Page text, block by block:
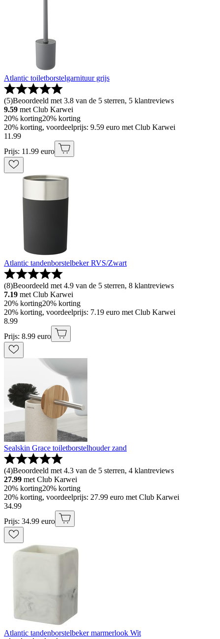
Atlantic toiletborstelgarnituur grijs
(5)Beoordeeld met 3.8 van de 5 sterren, 5 klantreviews
9.59 met Club Karwei
20% korting20% korting
20% korting, voordeelprijs: 9.59 euro met Club Karwei
11 .99
Prijs: 11.99 euro
Atlantic tandenborstelbeker RVS/Zwart
(8)Beoordeeld met 4.9 van de 5 sterren, 8 klantreviews
7.19 met Club Karwei
20% korting20% korting
20% korting, voordeelprijs: 7.19 euro met Club Karwei
8.99
Prijs: 8.99 euro
Sealskin Grace toiletborstelhouder zand
(4)Beoordeeld met 4.3 van de 5 sterren, 4 klantreviews
27.99 met Club Karwei
20% korting20% korting
20% korting, voordeelprijs: 27.99 euro met Club Karwei
34.99
Prijs: 34.99 euro
Atlantic tandenborstelbeker marmerlook Wit